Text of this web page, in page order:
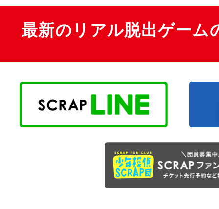
最新のリアル脱出ゲーム